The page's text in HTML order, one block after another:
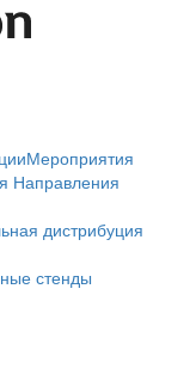
Мероприятия
Направления
дистрибуция
стенды